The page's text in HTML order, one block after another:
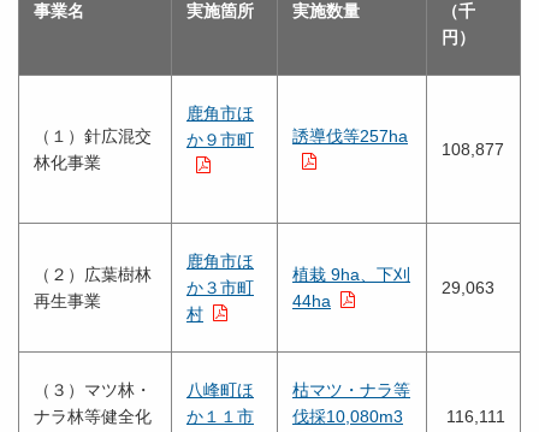
事業名 実施箇所 実施数量
（千
円）
（１）針広混交
林化事業
鹿角市ほ
か９市町
誘導伐等257ha
108,877
（２）広葉樹林
再生事業
鹿角市ほ
か３市町
村
植栽 9ha、下刈
44ha
29,063
（３）マツ林・
ナラ林等健全化
八峰町ほ
か１１市
枯マツ・ナラ等
伐採10,080m3
116,111